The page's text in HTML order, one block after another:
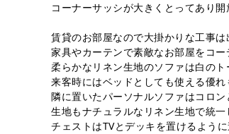
コーナーサッシが大きくとってあり開
賃貸のお部屋なので大掛かりな工事は
家具やカーテンで素敵なお部屋をコー
柔らかなリネン生地のソファは白の
来客時にはベッドとしても使える優れ
隣に置いたパーソナルソファはコロン
生地もナチュラルなリネン生地で統一
チェストはTVとデッキを置けるように